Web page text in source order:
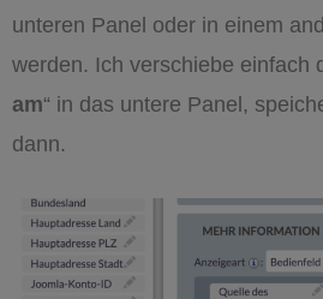
unteren Panel oder in einem
werden. Ich verschiebe einfach
am“ in das untere Panel,
dann.